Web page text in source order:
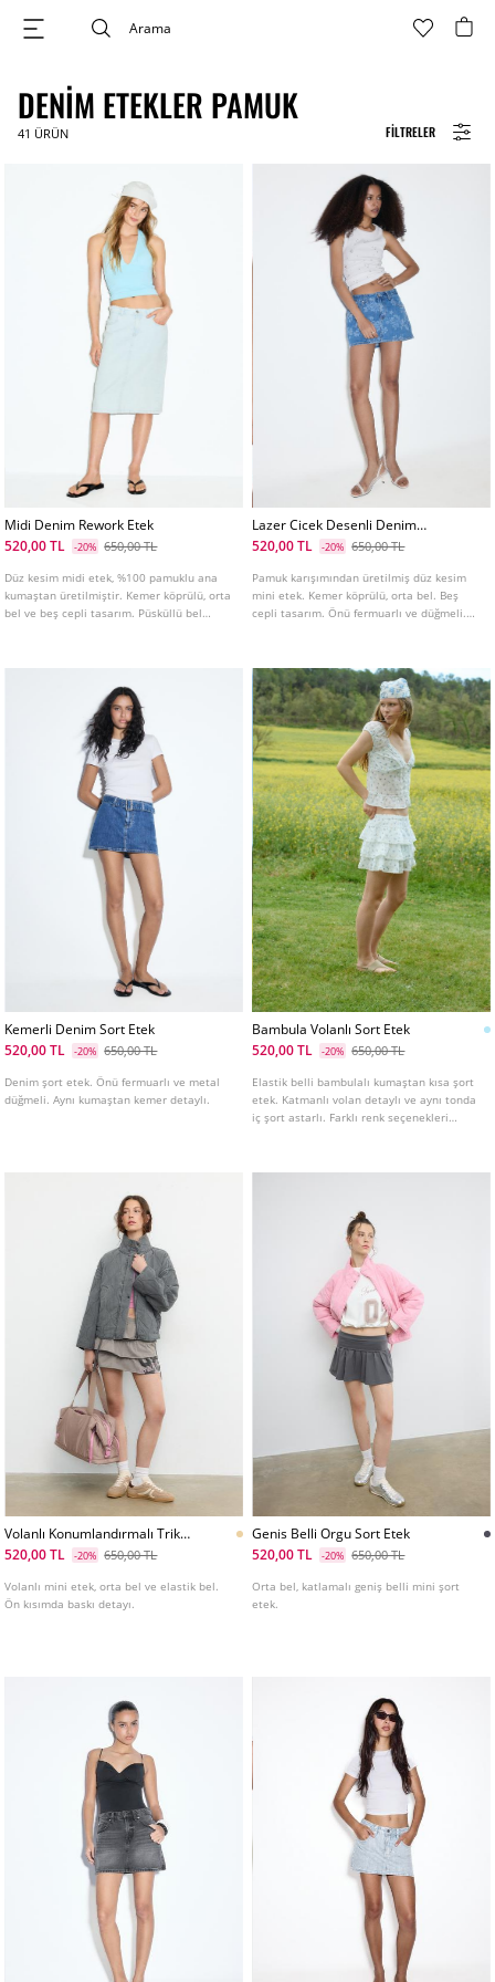
FILTRELER
DENIM ETEKLER PAMUK
41 ÜRÜN
Midi Denim Rework Etek
520,00 TL
-20% 650,00 TL
Düz kesim midi etek, %100 pamuklu ana
kumaştan üretilmiştir. Kemer köprülü, orta
bel ve beş cepli tasarım. Püsküllü bel
Lazer Cicek Desenli Denim
Sort Etek
520,00 TL -20% 650,00 TL
Pamuk karışımından üretilmiş düz kesim
mini etek. Kemer köprülü, orta bel. Beş
cepli tasarım. Önü fermuarlı ve düğmeli.
Kemerli Denim Sort Etek
520,00 TL
-20% 650,00 TL
Denim şort etek. Önü fermuarlı ve metal
düğmeli. Aynı kumaştan kemer detaylı.
Bambula Volanlı Sort Etek
520,00 TL
-20% 650,00 TL
Elastik belli bambulalı kumaştan kısa şort
etek. Katmanlı volan detaylı ve aynı tonda
iç şort astarlı. Farklı renk seçenekleri
Volanlı Konumlandırmalı Triko
Etek
520,00 TL -20% 650,00 TL
Volanlı mini etek, orta bel ve elastik bel.
Ön kısımda baskı detayı.
Genis Belli Orgu Sort Etek
520,00 TL
-20% 650,00 TL
Orta bel, katlamalı geniş belli mini şort
etek.